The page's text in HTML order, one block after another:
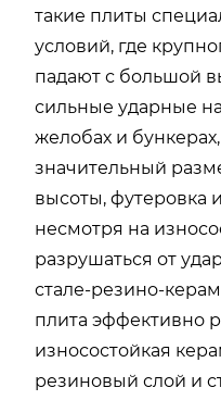
такие плиты
условий, где
падают с большой
сильные ударные
желобах и
значительный
высоты, футеровка
несмотря на
разрушаться от
стале-резино-
плита эффективно
износостойкая
резиновый слой и